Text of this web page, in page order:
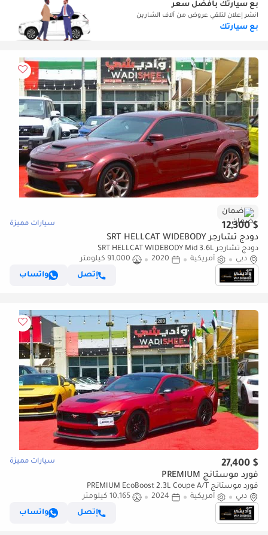
بع سيارتك بأفضل سعر
انشر إعلان لتلقي عروض من آلاف الشارين
بع سيارتك
ضمان
$ 12,300 سيارات مميزة
دودج تشارجر SRT HELLCAT WIDEBODY
دودج تشارجر SRT HELLCAT WIDEBODY Mid 3.6L
دبي
أمريكية 2020
91,000 كيلومتر
إتصل
واتساب
$ 27,400 سيارات مميزة
فورد موستانج PREMIUM
فورد موستانج PREMIUM EcoBoost 2.3L Coupe A/T
دبي
أمريكية 2024
10,165 كيلومتر
إتصل
واتساب